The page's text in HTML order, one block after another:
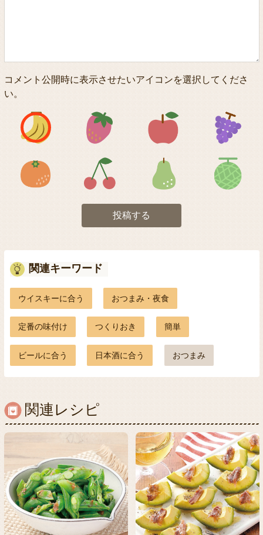
コメント公開時に表示させたいアイコンを選択してくださ
い。
アイコン1 アイコン2 アイコン3
アイコン5 アイコン6 アイコン7
投稿する
関連キーワード
ウイスキーに合う おつまみ・夜食
定番の味付け つくりおき 簡単
ビールに合う 日本酒に合う おつまみ
関連レシピ